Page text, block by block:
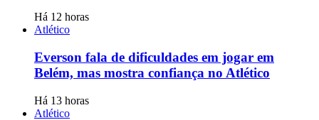
Há 12 horas
Atlético
Everson fala de dificuldades em jogar em
Belém, mas mostra confiança no Atlético
Há 13 horas
Atlético